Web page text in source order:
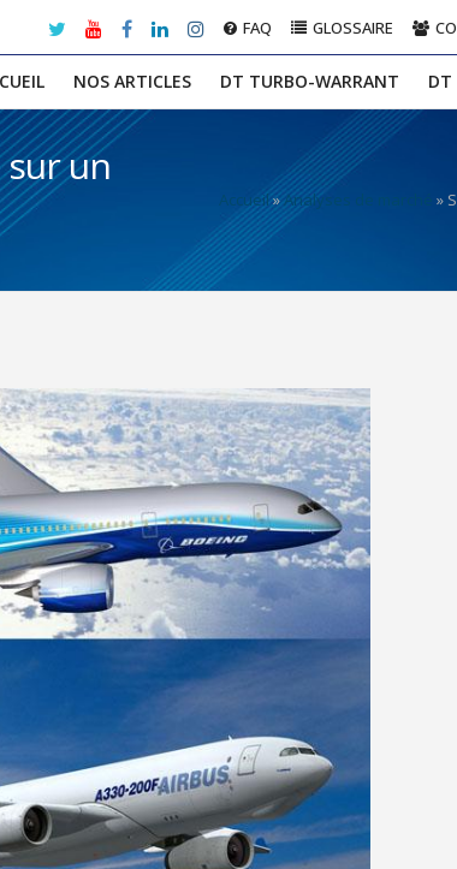
NOS ARTICLES DT TURBO-WARRANT DT
FAQ GLOSSAIRE
Accueil»Analyses de marché »
sur un